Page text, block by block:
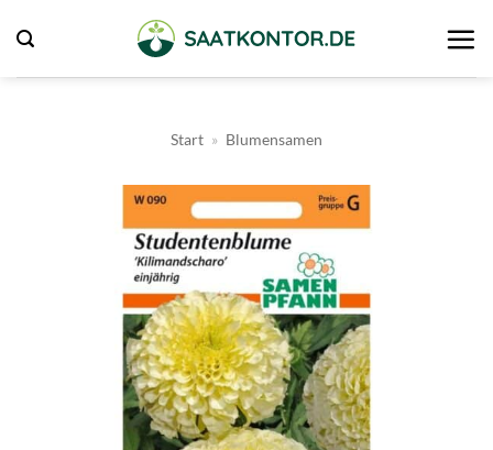
Inhalt
springen
Start » Blumensamen